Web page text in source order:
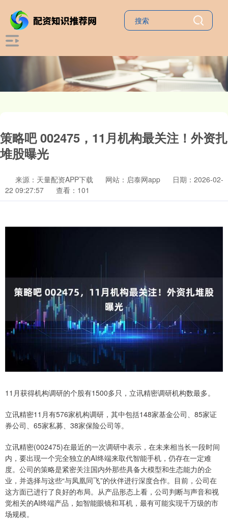
策略吧 002475，11月机构最关注！外资扎
堆股曝光
来源：天量配资APP下载 网站：启泰网app
日期：2026-02-
22 09:27:57
查看：101
11月获得机构调研的个股有1500多只，立讯精密调研机构数最多。
立讯精密11月有576家机构调研，其中包括148家基金公司、85家证
券公司、65家私募、38家保险公司等。
立讯精密(002475)在最近的一次调研中表示，在未来相当长一段时间
内，要出现一个完全独立的AI终端来取代智能手机，仍存在一定难
度。公司的策略是紧密关注国内外那些具备大模型和生态能力的企
业，并选择与这些“与凤凰同飞”的伙伴进行深度合作。目前，公司在
这方面已进行了良好的布局。从产品形态上看，公司判断与声音和视
觉相关的AI终端产品，如智能眼镜和耳机，最有可能实现千万级的市
场规模。